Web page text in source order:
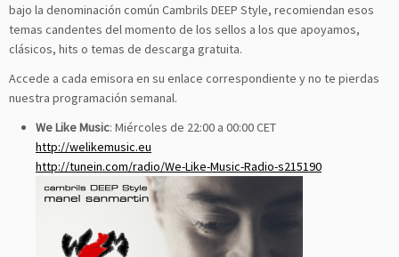
bajo la denominación común Cambrils DEEP Style, recomiendan esos
temas candentes del momento de los sellos a los que apoyamos,
clásicos, hits o temas de descarga gratuita.
Accede a cada emisora en su enlace correspondiente y no te pierdas
nuestra programación semanal.
We Like Music: Miércoles de 22:00 a 00:00 CET
http://welikemusic.eu
http://tunein.com/radio/We-Like-Music-Radio-s215190